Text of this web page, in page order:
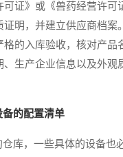
可证》或《兽药经营许可
证明，并建立供应商档案
格的入库验收，核对产品
、生产企业信息以及外观
的配置清单
，一些具体的设备也